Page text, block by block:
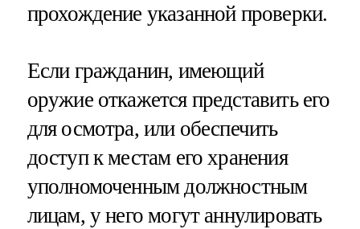
прохождение указанной проверки.
Если гражданин, имеющий
оружие откажется представить его
для осмотра, или обеспечить
доступ к местам его хранения
уполномоченным должностным
лицам, у него могут аннулировать